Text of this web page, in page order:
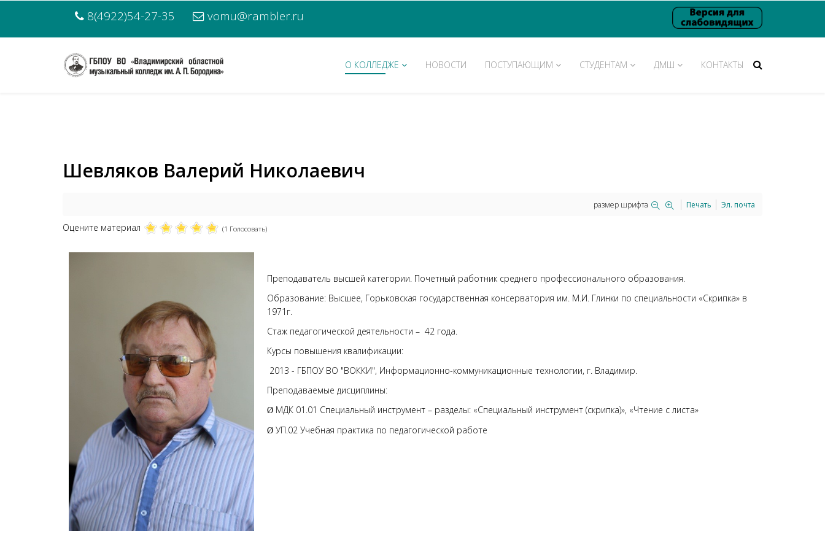
8(4922)54-27-35 vomu@rambler.ru
О КОЛЛЕДЖЕ НОВОСТИ ПОСТУПАЮЩИМ СТУДЕНТАМ ДМШ КОНТАКТЫ
Шевляков Валерий Николаевич
размер шрифта Печать Эл. почта
Оцените материал (1 Голосовать)
Преподаватель высшей категории. Почетный работник среднего профессионального образования.
Образование: Высшее, Горьковская государственная консерватория им. М.И. Глинки по специальности «Скрипка» в
1971г.
Стаж педагогической деятельности – 42 года.
Курсы повышения квалификации:
2013 - ГБПОУ ВО "ВОККИ", Информационно-коммуникационные технологии, г. Владимир.
Преподаваемые дисциплины:
Ø МДК 01.01 Специальный инструмент – разделы: «Специальный инструмент (скрипка)», «Чтение с листа»
Ø УП.02 Учебная практика по педагогической работе